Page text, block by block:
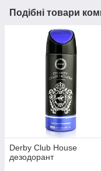
Подібні товари
Derby Club House
дезодорант